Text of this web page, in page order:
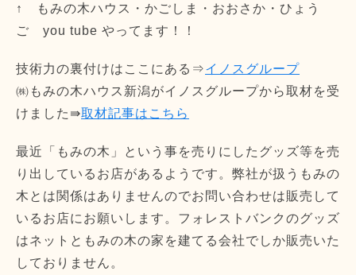
↑ もみの木ハウス・かごしま・おおさか・ひょう
ご you tube やってます！！
技術力の裏付けはここにある⇒イノスグループ
㈱もみの木ハウス新潟がイノスグループから取材を受
けました⇛取材記事はこちら
最近「もみの木」という事を売りにしたグッズ等を売
り出しているお店があるようです。弊社が扱うもみの
木とは関係はありませんのでお問い合わせは販売して
いるお店にお願いします。フォレストバンクのグッズ
はネットともみの木の家を建てる会社でしか販売いた
しておりません。